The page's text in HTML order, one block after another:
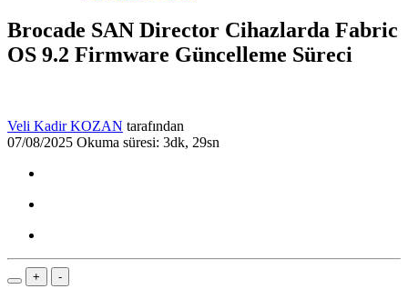
Brocade SAN Director Cihazlarda Fabric
OS 9.2 Firmware Güncelleme Süreci
Veli Kadir KOZAN tarafından
07/08/2025 Okuma süresi: 3dk, 29sn
+ -